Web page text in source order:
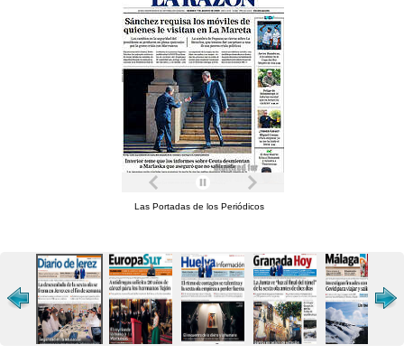
Las Portadas de los Periódicos